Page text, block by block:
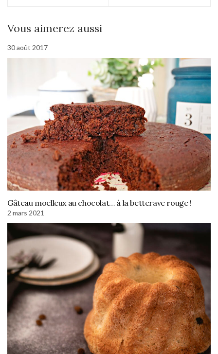
Vous aimerez aussi
30 août 2017
Gâteau moelleux au chocolat… à la betterave rouge !
2 mars 2021